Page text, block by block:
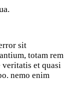
sit
totam rem
veritatis et quasi
nemo enim